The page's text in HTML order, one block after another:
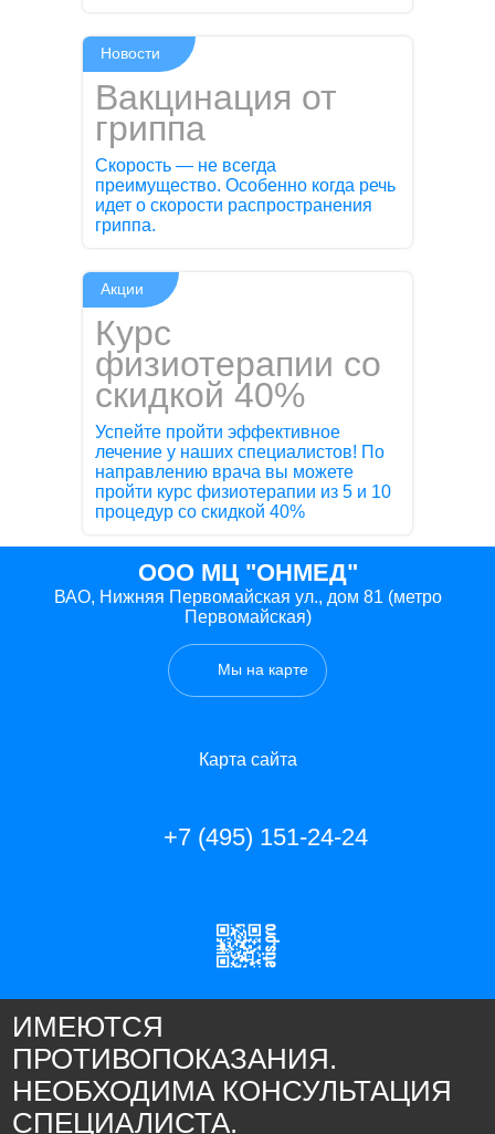
Вакцинация от
гриппа
Скорость — не всегда
преимущество. Особенно когда речь
идет о скорости распространения
гриппа.
Новости
Курс
физиотерапии со
скидкой 40%
Успейте пройти эффективное
лечение у наших специалистов! По
направлению врача вы можете
пройти курс физиотерапии из 5 и 10
процедур со скидкой 40%
Акции
ООО МЦ "ОНМЕД"
ВАО, Нижняя Первомайская ул., дом 81 (метро
Первомайская)
Мы на карте
Карта сайта
+7 (495) 151-24-24
ИМЕЮТСЯ
ПРОТИВОПОКАЗАНИЯ.
НЕОБХОДИМА КОНСУЛЬТАЦИЯ
СПЕЦИАЛИСТА.